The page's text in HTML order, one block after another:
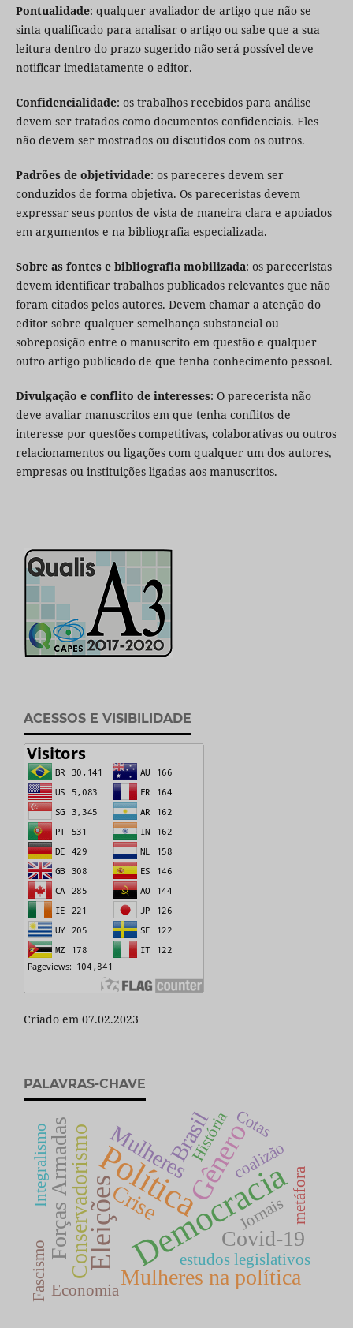
Pontualidade: qualquer avaliador de artigo que não se
sinta qualificado para analisar o artigo ou sabe que a sua
leitura dentro do prazo sugerido não será possível deve
notificar imediatamente o editor.
Confidencialidade: os trabalhos recebidos para análise
devem ser tratados como documentos confidenciais. Eles
não devem ser mostrados ou discutidos com os outros.
Padrões de objetividade: os pareceres devem ser
conduzidos de forma objetiva. Os pareceristas devem
expressar seus pontos de vista de maneira clara e apoiados
em argumentos e na bibliografia especializada.
Sobre as fontes e bibliografia mobilizada: os pareceristas
devem identificar trabalhos publicados relevantes que não
foram citados pelos autores. Devem chamar a atenção do
editor sobre qualquer semelhança substancial ou
sobreposição entre o manuscrito em questão e qualquer
outro artigo publicado de que tenha conhecimento pessoal.
Divulgação e conflito de interesses: O parecerista não
deve avaliar manuscritos em que tenha conflitos de
interesse por questões competitivas, colaborativas ou outros
relacionamentos ou ligações com qualquer um dos autores,
empresas ou instituições ligadas aos manuscritos.
ACESSOS E VISIBILIDADE
Criado em 07.02.2023
PALAVRAS-CHAVE
Democracia
Política
Eleições
Gênero
Mulheres na política
Conservadorismo Mulheres
Forças Armadas Crise
Brasil
Covid-19
metáfora
Fascismo estudos legislativos
Integralismo coalizão
Cotas
Jornais
História
Economia